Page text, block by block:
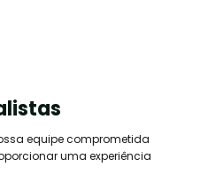
equipe comprometida
uma experiência